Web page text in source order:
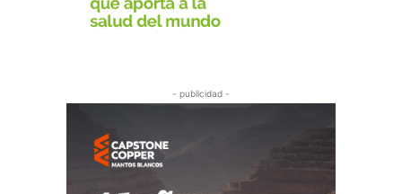
- publicidad -